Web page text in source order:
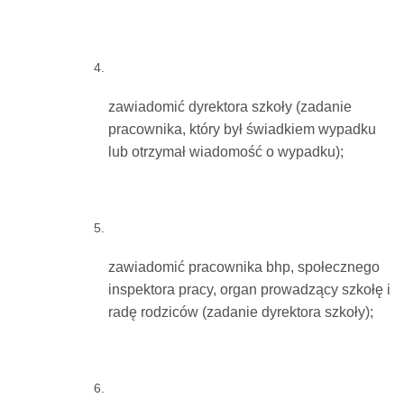
zawiadomić dyrektora szkoły (zadanie
pracownika, który był świadkiem wypadku
lub otrzymał wiadomość o wypadku);
zawiadomić pracownika bhp, społecznego
inspektora pracy, organ prowadzący szkołę i
radę rodziców (zadanie dyrektora szkoły);